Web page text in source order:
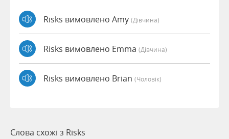
Risks вимовлено Amy (дівчина)
Risks вимовлено Emma (дівчина)
Risks вимовлено Brian (чоловік)
Слова схожі з Risks